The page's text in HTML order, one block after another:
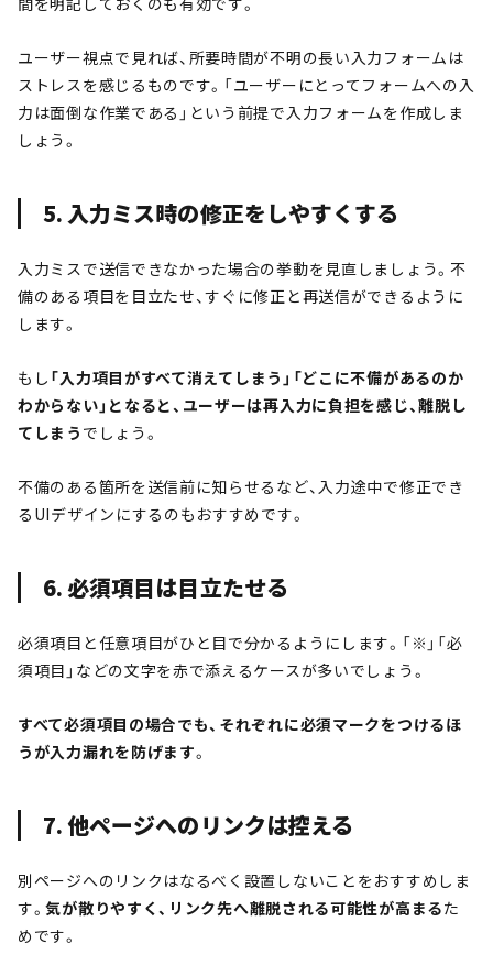
ユーザー視点で見れば、所要時間が不明の長い入力フォームは
ストレスを感じるものです。「ユーザーにとってフォームへの入
力は面倒な作業である」という前提で入力フォームを作成しま
しょう。
5. 入力ミス時の修正をしやすくする
入力ミスで送信できなかった場合の挙動を見直しましょう。不
備のある項目を目立たせ、すぐに修正と再送信ができるように
します。
もし 「入力項目がすべて消えてしまう」「どこに不備があるのか
わからない」となると、ユーザーは再入力に負担を感じ、離脱し
てしまう でしょう。
不備のある箇所を送信前に知らせるなど、入力途中で修正でき
るUIデザインにするのもおすすめです。
6. 必須項目は目立たせる
必須項目と任意項目がひと目で分かるようにします。「※」「必
須項目」などの文字を赤で添えるケースが多いでしょう。
すべて必須項目の場合でも、それぞれに必須マークをつけるほ
うが入力漏れを防げます。
7. 他ページへのリンクは控える
別ページへのリンクはなるべく設置しないことをおすすめしま
す。気が散りやすく、リンク先へ離脱される可能性が高まるた
めです。